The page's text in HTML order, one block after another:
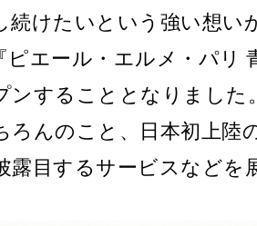
季節の商品
Produits de saison
続けたいという強い想い
ピエール・エルメ・パリ
ンすることとなりました
ろんのこと、日本初上陸
露目するサービスなどを